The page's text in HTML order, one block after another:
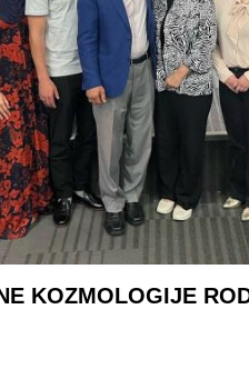
KOZMOLOGIJE